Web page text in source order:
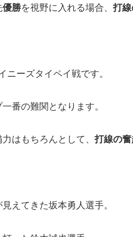
優勝を視野に入れる場合、打
ニーズタイペイ戦です。
番の難関となります。
はもちろんとして、打線の
えてきた坂本勇人選手。